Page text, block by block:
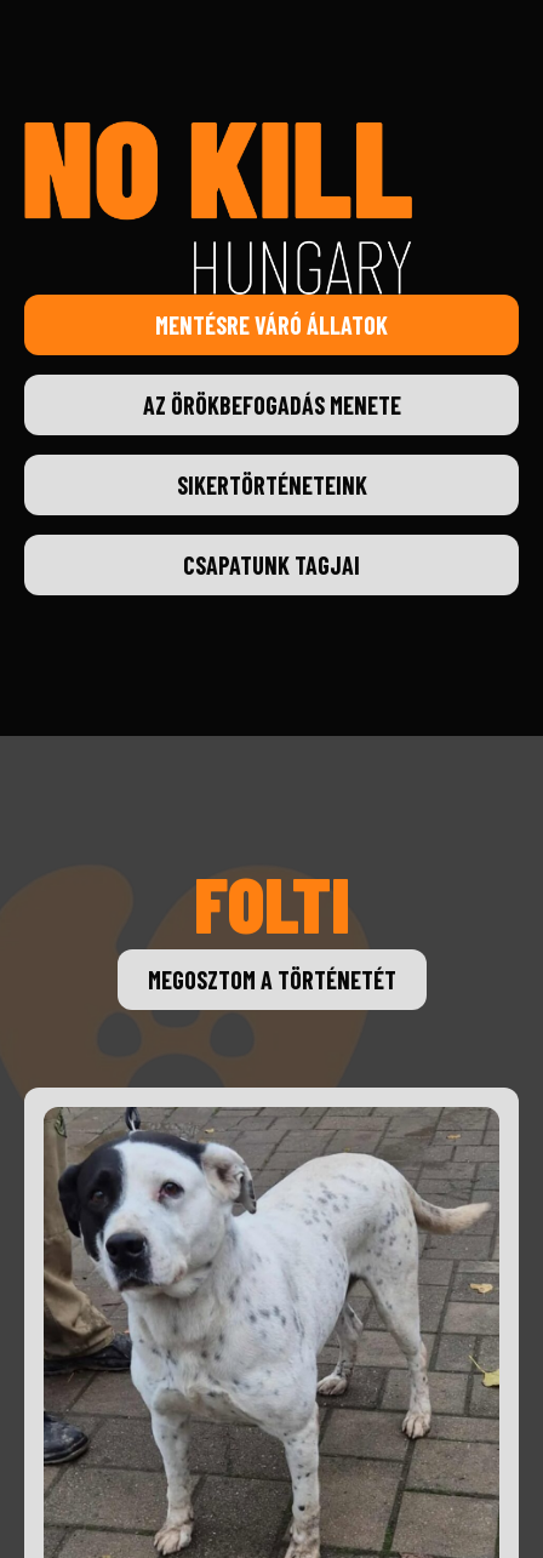
MENTÉSRE VÁRÓ ÁLLATOK
AZ ÖRÖKBEFOGADÁS MENETE
SIKERTÖRTÉNETEINK
CSAPATUNK TAGJAI
MEGOSZTOM A TÖRTÉNETÉT
FOLTI